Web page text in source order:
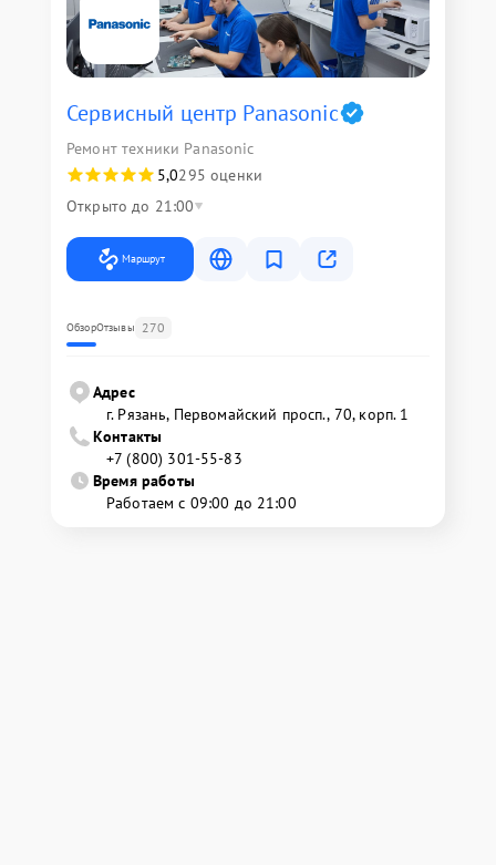
Сервисный центр Panasonic
Ремонт техники Panasonic
5,0295 оценки
Открыто до 21:00
Маршрут
ОбзорОтзывы 270
Адрес
г. Рязань, Первомайский просп., 70, корп. 1
Контакты
+7 (800) 301-55-83
Время работы
Работаем с 09:00 до 21:00